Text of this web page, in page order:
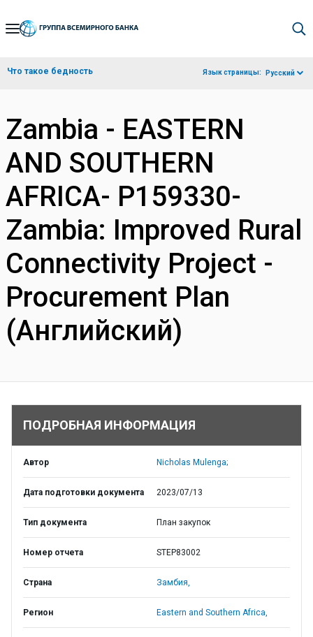
Skip
Navigation
Что такое бедность Язык страницы: Русский
Zambia - EASTERN
AND SOUTHERN
AFRICA- P159330-
Zambia: Improved Rural
Connectivity Project -
Procurement Plan
(Английский)
ПОДРОБНАЯ ИНФОРМАЦИЯ
Автор Nicholas Mulenga;
Дата подготовки документа 2023/07/13
Тип документа План закупок
Номер отчета STEP83002
Страна Замбия,
Регион Eastern and Southern Africa,